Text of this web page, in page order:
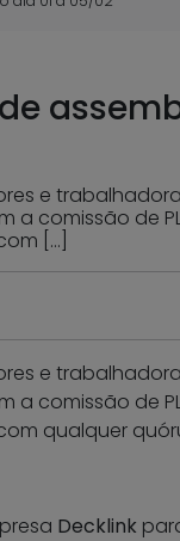
e
a comissão de
[…]
e
a comissão de
qualquer
Decklink